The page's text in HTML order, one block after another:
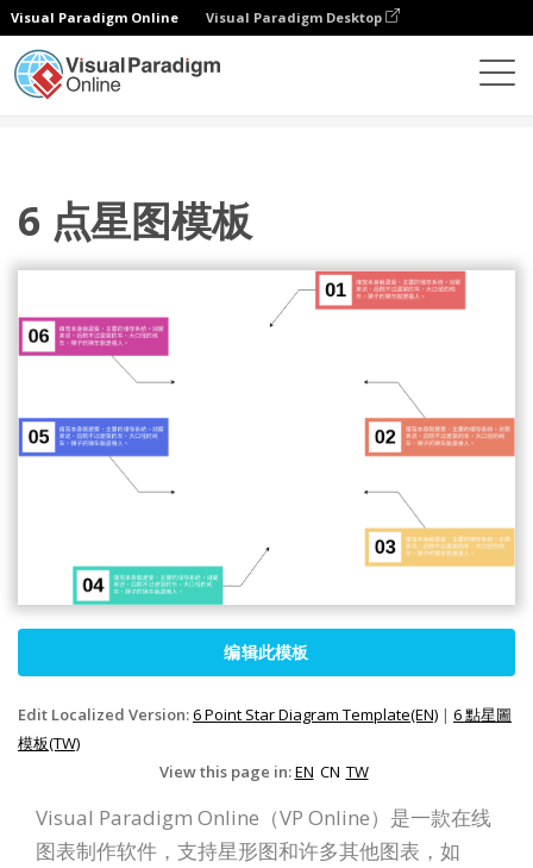
Visual Paradigm Online Visual Paradigm Desktop
6 点星图模板
编辑此模板
Edit Localized Version:6 Point Star Diagram Template(EN) | 6 點星圖
模板(TW)
View this page in:EN CN TW
Visual Paradigm Online（VP Online）是一款在线
图表制作软件，支持星形图和许多其他图表，如